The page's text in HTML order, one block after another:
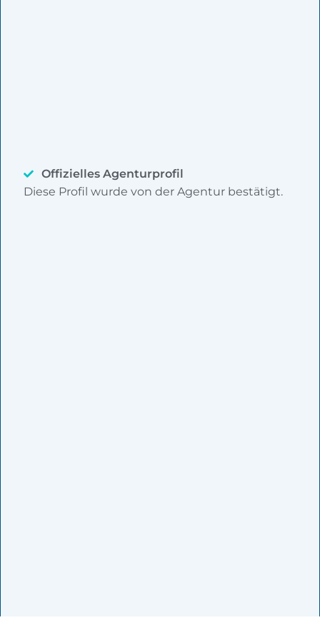
Offizielles Agenturprofil
Diese Profil wurde von der Agentur bestätigt.